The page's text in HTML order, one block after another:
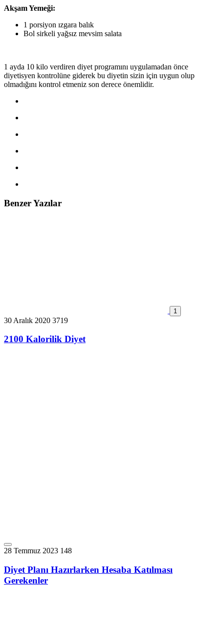
Akşam Yemeği:
1 porsiyon ızgara balık
Bol sirkeli yağsız mevsim salata
1 ayda 10 kilo verdiren diyet programını uygulamadan önce
diyetisyen kontrolüne giderek bu diyetin sizin için uygun olup
olmadığını kontrol etmeniz son derece önemlidir.
Benzer Yazılar
1
30 Aralık 2020 3719
2100 Kalorilik Diyet
28 Temmuz 2023 148
Diyet Planı Hazırlarken Hesaba Katılması
Gerekenler